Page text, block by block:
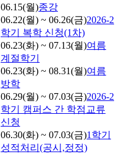
06.15(월)종강
06.22(월) ~ 06.26(금)2026-2
학기 복학 신청(1차)
06.23(화) ~ 07.13(월)여름
계절학기
06.23(화) ~ 08.31(월)여름
방학
06.29(월) ~ 07.03(금)2026-2
학기 캠퍼스 간 학점교류
신청
06.30(화) ~ 07.03(금)1학기
성적처리(공시,정정)